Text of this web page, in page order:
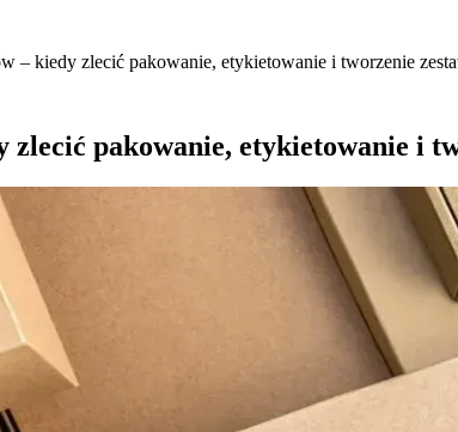
– kiedy zlecić pakowanie, etykietowanie i tworzenie
pakowanie, etykietowanie i